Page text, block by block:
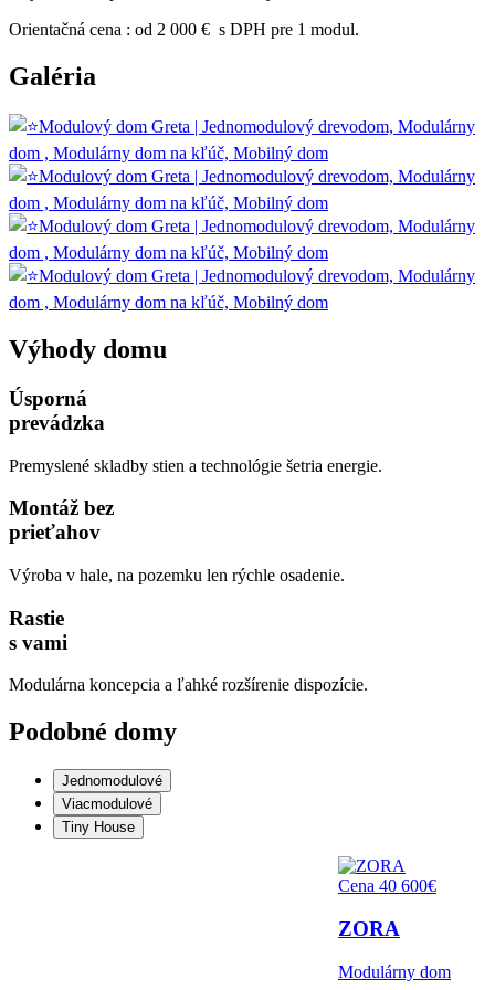
Orientačná cena : od 2 000 € s DPH pre 1 modul.
Galéria
Výhody domu
Úsporná
prevádzka
Premyslené skladby stien a technológie šetria energie.
Montáž bez
prieťahov
Výroba v hale, na pozemku len rýchle osadenie.
Rastie
s vami
Modulárna koncepcia a ľahké rozšírenie dispozície.
Podobné domy
Jednomodulové
Viacmodulové
Tiny House